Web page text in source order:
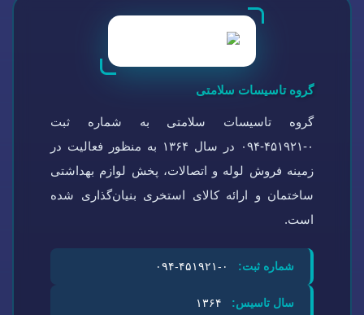
گروه تاسیسات سلامتی
گروه تاسیسات سلامتی به شماره ثبت
۰-۴۵۱۹۲۱-۰۹۴ در سال ۱۳۶۴ به منظور فعالیت در
زمینه فروش لوله و اتصالات، پخش لوازم بهداشتی
ساختمان و ارائه کالای استخری بنیان‌گذاری شده
است.
شماره ثبت:
سال تاسیس: